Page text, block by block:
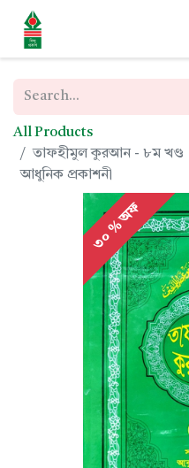
All Products
তাফহীমুল কুরআন - ৮ম খণ্ড
আধুনিক প্রকাশনী
৩০ % অফ